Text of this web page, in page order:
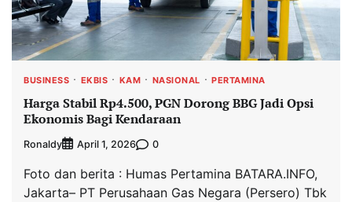
BUSINESS EKBIS KAM NASIONAL PERTAMINA
Harga Stabil Rp4.500, PGN Dorong BBG Jadi Opsi
Ekonomis Bagi Kendaraan
Ronaldy April 1, 2026 0
Foto dan berita : Humas Pertamina BATARA.INFO,
Jakarta– PT Perusahaan Gas Negara (Persero) Tbk